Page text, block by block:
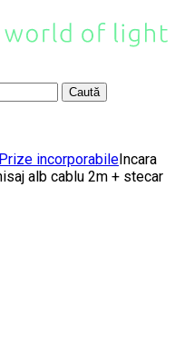
Caută
Prize incorporabileIncara
alb cablu 2m + stecar